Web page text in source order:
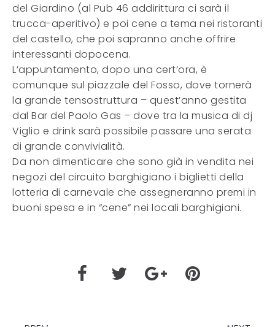
del Giardino (al Pub 46 addirittura ci sarà il
trucca-aperitivo) e poi cene a tema nei ristoranti
del castello, che poi sapranno anche offrire
interessanti dopocena.
L’appuntamento, dopo una cert’ora, è
comunque sul piazzale del Fosso, dove tornerà
la grande tensostruttura – quest’anno gestita
dal Bar del Paolo Gas – dove tra la musica di dj
Viglio e drink sarà possibile passare una serata
di grande convivialità.
Da non dimenticare che sono già in vendita nei
negozi del circuito barghigiano i biglietti della
lotteria di carnevale che assegneranno premi in
buoni spesa e in “cene” nei locali barghigiani.